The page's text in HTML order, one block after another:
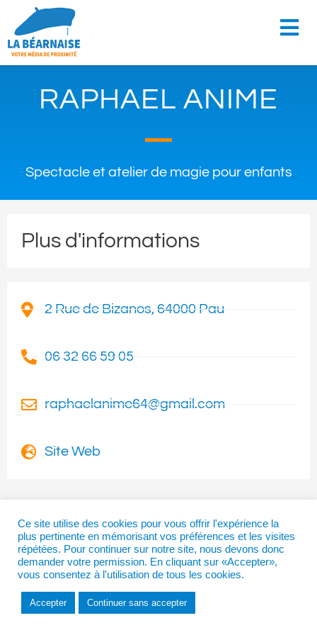
RAPHAEL ANIME
Spectacle et atelier de magie pour enfants
Plus d'informations
2 Rue de Bizanos, 64000 Pau
06 32 66 59 05
raphaelanime64@gmail.com
Site Web
I
n
s
a
g
T
w
i
t
e
F
a
c
Copyright © 2026 | La Béarnaise
Ce site utilise des cookies pour vous offrir l'expérience la
plus pertinente en mémorisant vos préférences et les visites
répétées. Pour continuer sur notre site, nous devons donc
demander votre permission. En cliquant sur «Accepter»,
vous consentez à l'utilisation de tous les cookies.
Accepter Continuer sans accepter